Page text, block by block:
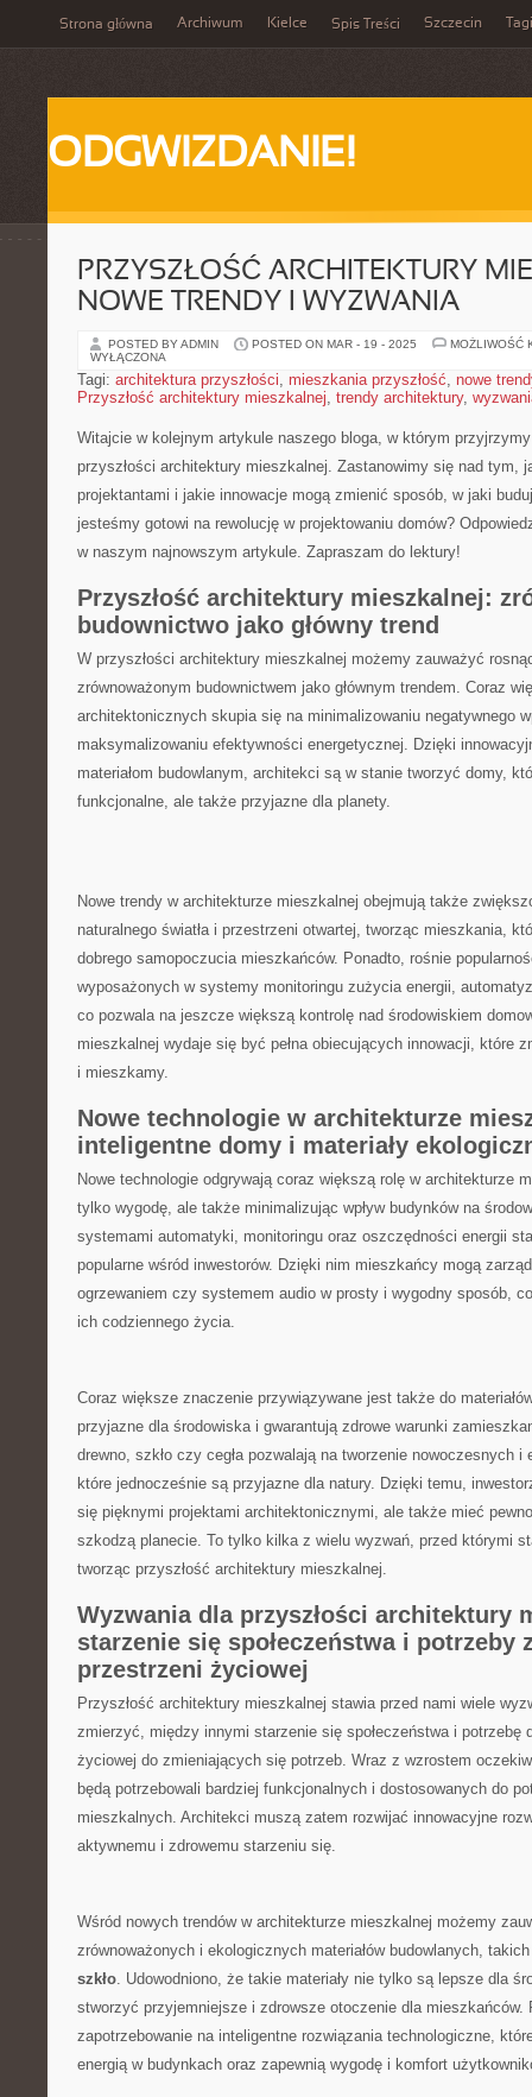
Strona główna Archiwum Kielce Spis Treści Szczecin Tagi
ODGWIZDANIE!
PRZYSZŁOŚĆ ARCHITEKTURY
NOWE TRENDY I WYZWANIA
POSTED BY ADMIN POSTED ON MAR - 19 - 2025
MOŻLIWOŚĆ
WYŁĄCZONA
Tagi: architektura przyszłości, mieszkania przyszłość, nowe
Przyszłość architektury mieszkalnej, trendy architektury,
Witajcie​ w kolejnym ​artykule naszego bloga, w którym
przyszłości architektury ‌mieszkalnej. Zastanowimy‍ się nad tym,
projektantami i jakie innowacje mogą zmienić sposób, w⁤ jaki
jesteśmy gotowi na rewolucję w ⁣projektowaniu domów?
⁤w naszym najnowszym artykule. Zapraszam do lektury!
Przyszłość architektury mieszkalnej:
budownictwo jako⁤ główny trend
W przyszłości architektury ​mieszkalnej możemy zauważyć
‍zrównoważonym budownictwem jako głównym trendem.⁤ Coraz
architektonicznych skupia się na ⁤minimalizowaniu negatywnego
maksymalizowaniu efektywności energetycznej. Dzięki
materiałom budowlanym, architekci są w stanie tworzyć domy,
funkcjonalne, ale także ⁢przyjazne dla ⁤planety.
Nowe trendy w‌ architekturze mieszkalnej obejmują‍ także
naturalnego światła i ⁤przestrzeni otwartej, tworząc mieszkania,
dobrego samopoczucia mieszkańców. Ponadto,‌ rośnie
wyposażonych w systemy monitoringu zużycia energii,
co pozwala ⁢na jeszcze większą kontrolę nad środowiskiem
mieszkalnej wydaje⁤ się być pełna⁤ obiecujących innowacji, które‌
⁢i mieszkamy.
Nowe‍ technologie w architekturze
inteligentne domy​ i materiały
Nowe ⁤technologie odgrywają coraz większą rolę w architekturze
tylko wygodę, ale także minimalizując ‍wpływ budynków ‍na
systemami automatyki, monitoringu oraz oszczędności energii
popularne wśród inwestorów. Dzięki nim mieszkańcy ​mogą
ogrzewaniem czy systemem audio w prosty i‌ wygodny sposób,
ich codziennego życia.
Coraz większe znaczenie przywiązywane jest także do
przyjazne dla środowiska​ i⁤ gwarantują zdrowe warunki​
⁣drewno,⁤ szkło czy cegła⁤ pozwalają na tworzenie nowoczesnych
które ⁢jednocześnie są przyjazne dla natury. ‌Dzięki temu,
się pięknymi ‌projektami architektonicznymi, ale także mieć
szkodzą planecie. ⁣To tylko kilka z wielu wyzwań, przed którymi
tworząc przyszłość architektury mieszkalnej.
Wyzwania dla przyszłości architektury
starzenie ⁢się społeczeństwa i potrzeby
przestrzeni życiowej
Przyszłość architektury mieszkalnej stawia przed nami wiele
zmierzyć, między innymi starzenie się społeczeństwa i potrzebę
życiowej do zmieniających się potrzeb. Wraz z wzrostem
będą potrzebowali bardziej funkcjonalnych i dostosowanych do
mieszkalnych. Architekci muszą zatem⁣ rozwijać innowacyjne
aktywnemu i zdrowemu‍ starzeniu się.
Wśród nowych trendów‌ w architekturze mieszkalnej możemy
‍zrównoważonych i ekologicznych materiałów budowlanych,
szkło. Udowodniono, ⁣że takie materiały nie tylko są lepsze dla
stworzyć przyjemniejsze i zdrowsze otoczenie dla mieszkańców.
zapotrzebowanie ⁢na ‍inteligentne ‌rozwiązania technologiczne,‍
energią ‍w budynkach oraz zapewnią wygodę i komfort